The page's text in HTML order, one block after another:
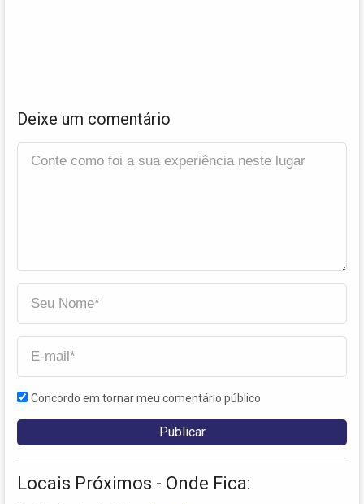
Deixe um comentário
Concordo em tornar meu comentário público
Locais Próximos - Onde Fica: